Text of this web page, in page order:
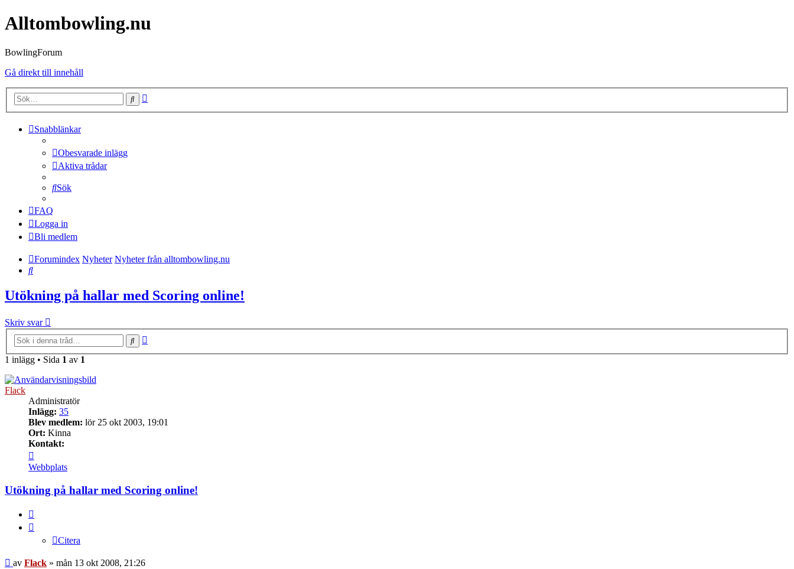
Alltombowling.nu
BowlingForum
Gå direkt till innehåll
Sök
Snabblänkar
Obesvarade inlägg
Aktiva trådar
Sök
FAQ
Logga in
Bli medlem
Forumindex Nyheter Nyheter från alltombowling.nu
Sök
Utökning på hallar med Scoring online!
Skriv svar
Sök
1 inlägg • Sida 1 av 1
Flack
Administratör
Inlägg: 35
Blev medlem: lör 25 okt 2003, 19:01
Ort: Kinna
Kontakt:
Flack
Webbplats
Utökning på hallar med Scoring online!
Citera
Inlägg
av Flack » mån 13 okt 2008, 21:26